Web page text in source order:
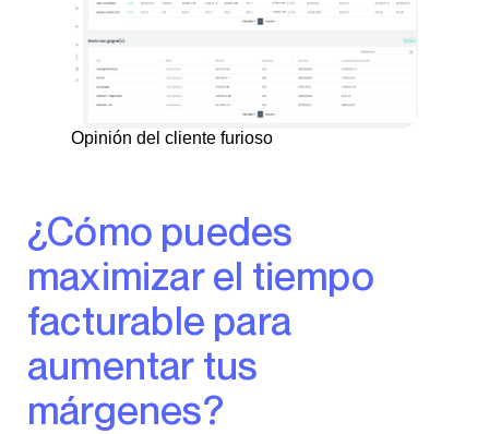
Opinión del cliente furioso
¿Cómo puedes
maximizar el tiempo
facturable para
aumentar tus
márgenes?